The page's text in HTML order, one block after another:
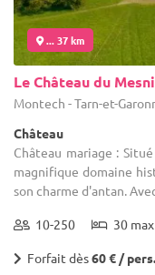
... 37 km
Le Château du
Montech - Tarn-et-
Château
Château mariage :
magnifique domaine
son charme d'antan.
10-250 30 max
Forfait dès60 € / pers.